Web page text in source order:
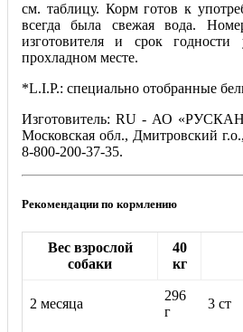
см. таблицу. Корм готов к
всегда была свежая вода.
изготовителя и срок
прохладном месте.
*L.I.P.: специально отобранные
Изготовитель: RU - АО
Московская обл., Дмитровский
8-800-200-37-35.
Рекомендации по кормлению
Вес взрослой
собаки
40
кг
2 месяца
296
г
3 ст